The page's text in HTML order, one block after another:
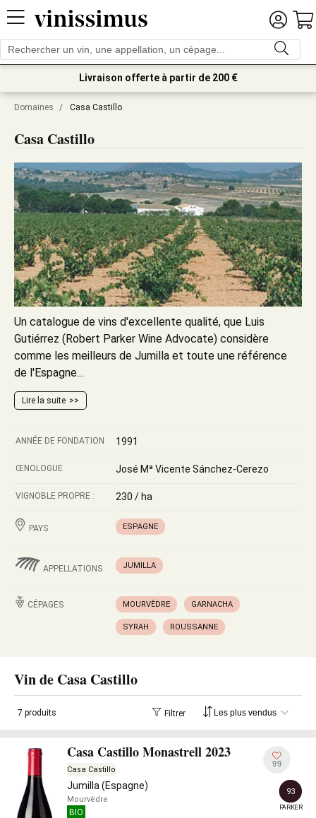
Livraison offerte à partir de 200 €
Domaines / Casa Castillo
Casa Castillo
Un catalogue de vins d'excellente qualité, que Luis
Gutiérrez (Robert Parker Wine Advocate) considère
comme les meilleurs de Jumilla et toute une référence
de l'Espagne...
Lire la suite
ANNÉE DE FONDATION 1991
ŒNOLOGUE José Mª Vicente Sánchez-Cerezo
VIGNOBLE PROPRE : 230 / ha
PAYS ESPAGNE
APPELLATIONS JUMILLA
CÉPAGES MOURVÈDRE GARNACHA
SYRAH ROUSSANNE
Vin de Casa Castillo
7 produits Filtrer
Casa Castillo Monastrell 2023
Casa Castillo
Jumilla (Espagne)
Mourvèdre
BIO
99
93
PARKER